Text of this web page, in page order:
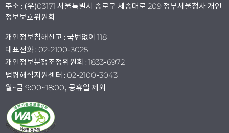
주소 : (우)03171 서울특별시 종로구 세종대로 209 정부서울청사 개인
정보보호위원회
개인정보침해신고 : 국번없이 118
대표전화 : 02-2100-3025
개인정보분쟁조정위원회 : 1833-6972
법령해석지원센터 : 02-2100-3043
월~금 9:00~18:00, 공휴일 제외